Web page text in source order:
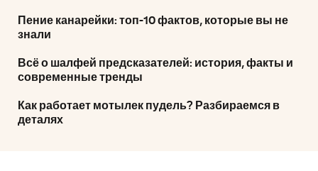
Пение канарейки: топ-10 фактов, которые вы не
знали
Всё о шалфей предсказателей: история, факты и
современные тренды
Как работает мотылек пудель? Разбираемся в
деталях